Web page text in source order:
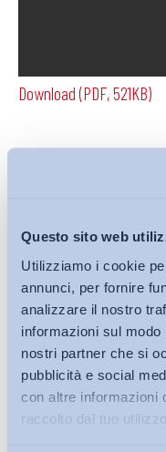
Questo sito web
Utilizziamo i cookie
annunci, per fornire
analizzare il nostro
informazioni sul
nostri partner che si
pubblicità e social
con altre informazioni
raccolto dal tuo
Download (PDF, 521KB)
Iscriviti